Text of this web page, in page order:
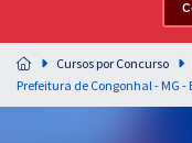
Residências
Preparação completa e
residências em saúde do
Cursos por Concurso